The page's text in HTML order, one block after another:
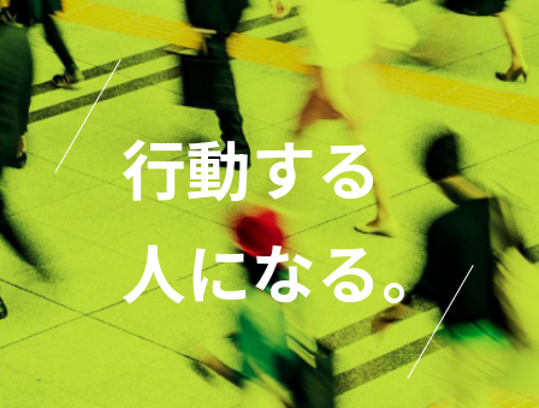
行動する
人になる。
行動する
人になる。
行動する
人になる。